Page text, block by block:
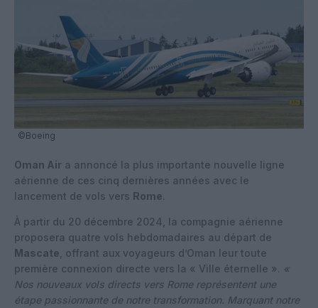
©Boeing
Oman Air a annoncé la plus importante nouvelle ligne
aérienne de ces cinq dernières années avec le
lancement de vols vers Rome.
À partir du 20 décembre 2024, la compagnie aérienne
proposera quatre vols hebdomadaires au départ de
Mascate , offrant aux voyageurs d’Oman leur toute
première connexion directe vers la « Ville éternelle ». «
Nos nouveaux vols directs vers Rome représentent une
étape passionnante de notre transformation. Marquant notre